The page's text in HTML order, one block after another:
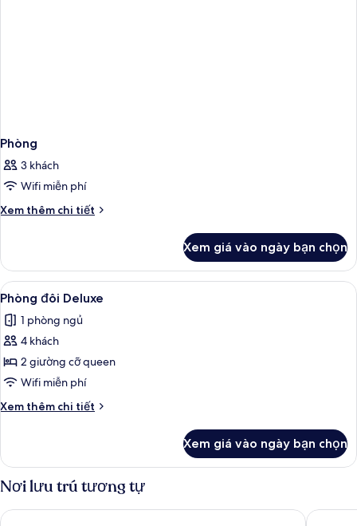
Phòng
3 khách
Wifi miễn phí
Xem thêm chi tiết
Chi
Phòng
Xem giá vào ngày bạn chọn
Xem
tất
cả
ảnh
Phòng
đôi
Deluxe
Bộ đồ giường cao cấp, két bảo mật
4
Phòng đôi Deluxe
1 phòng ngủ
4 khách
2 giường cỡ queen
Wifi miễn phí
Xem thêm chi tiết
Chi
Phòng
đôi
Deluxe
Xem giá vào ngày bạn chọn
Nơi lưu trú tương tự
Golden Nugget Las Vegas Hotel & Casino